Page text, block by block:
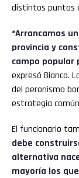
distintos puntos
“Arrancamos
provincia y
campo popular
expresó Bianco.
del peronismo
estrategia
El funcionario
debe
alternativa
mayoría los